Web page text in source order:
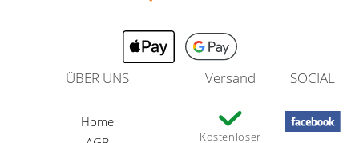
ÜBER UNS
Home
Versand
Kostenloser
SOCIAL